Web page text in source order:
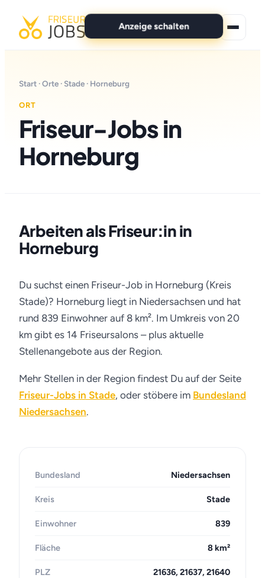
Anzeige schalten
Für Bewerber
Marken
Start ·Orte · Stade · Horneburg
ORT
Friseur-Jobs in
Horneburg
Arbeiten als Friseur:in in
Horneburg
Du suchst einen Friseur-Job in Horneburg (Kreis
Stade)? Horneburg liegt in Niedersachsen und hat
rund 839 Einwohner auf 8 km². Im Umkreis von 20
km gibt es 14 Friseursalons – plus aktuelle
Stellenangebote aus der Region.
Mehr Stellen in der Region findest Du auf der Seite
Friseur-Jobs in Stade, oder stöbere im Bundesland
Niedersachsen.
Bundesland Niedersachsen
Kreis Stade
Einwohner 839
Fläche 8 km²
PLZ 21636, 21637, 21640